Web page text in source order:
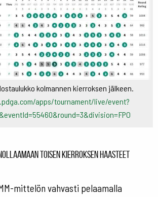
kolmannen kierroksen jälkeen.
apps/tournament/live/event?
toisen kierroksen haasteet
mittelön vahvasti pelaamalla